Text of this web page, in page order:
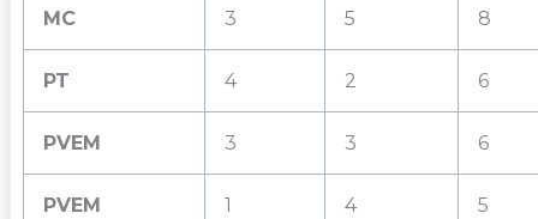
MC 3 5 8
PT 4 2 6
PVEM 3 3 6
PVEM 1 4 5